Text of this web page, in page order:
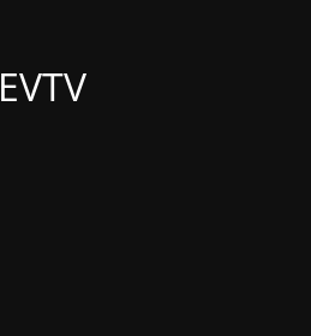
EVTV